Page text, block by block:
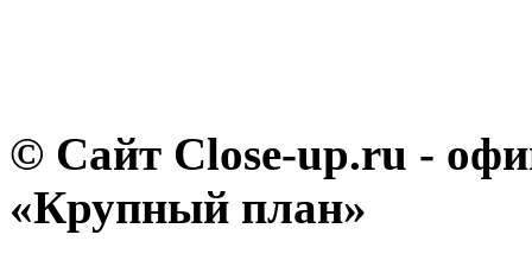
© Сайт Close-up.ru -
«Крупный план»